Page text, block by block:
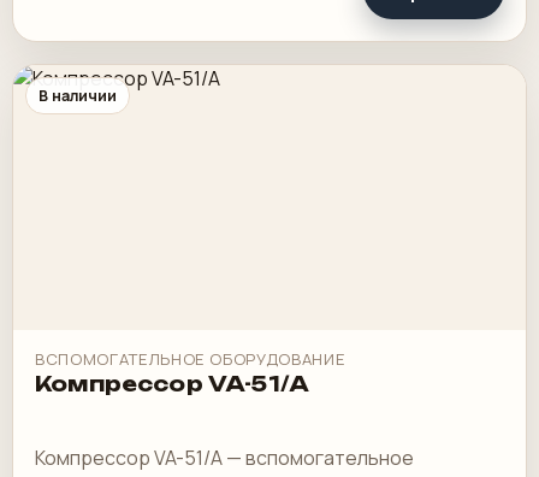
В наличии
ВСПОМОГАТЕЛЬНОЕ ОБОРУДОВАНИЕ
Компрессор VA-51/A
Компрессор VA-51/A — вспомогательное